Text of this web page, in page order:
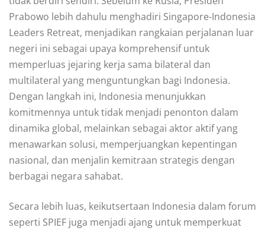
Prabowo lebih dahulu menghadiri Singapore-Indonesia
Leaders Retreat, menjadikan rangkaian perjalanan luar
negeri ini sebagai upaya komprehensif untuk
memperluas jejaring kerja sama bilateral dan
multilateral yang menguntungkan bagi Indonesia.
Dengan langkah ini, Indonesia menunjukkan
komitmennya untuk tidak menjadi penonton dalam
dinamika global, melainkan sebagai aktor aktif yang
menawarkan solusi, memperjuangkan kepentingan
nasional, dan menjalin kemitraan strategis dengan
berbagai negara sahabat.
Secara lebih luas, keikutsertaan Indonesia dalam forum
seperti SPIEF juga menjadi ajang untuk memperkuat